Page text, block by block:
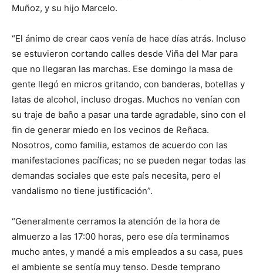
Muñoz, y su hijo Marcelo.
“El ánimo de crear caos venía de hace días atrás. Incluso
se estuvieron cortando calles desde Viña del Mar para
que no llegaran las marchas. Ese domingo la masa de
gente llegó en micros gritando, con banderas, botellas y
latas de alcohol, incluso drogas. Muchos no venían con
su traje de baño a pasar una tarde agradable, sino con el
fin de generar miedo en los vecinos de Reñaca.
Nosotros, como familia, estamos de acuerdo con las
manifestaciones pacíficas; no se pueden negar todas las
demandas sociales que este país necesita, pero el
vandalismo no tiene justificación”.
“Generalmente cerramos la atención de la hora de
almuerzo a las 17:00 horas, pero ese día terminamos
mucho antes, y mandé a mis empleados a su casa, pues
el ambiente se sentía muy tenso. Desde temprano